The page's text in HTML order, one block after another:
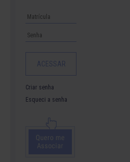
Criar senha
Esqueci a senha